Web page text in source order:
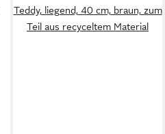
Teddy, liegend, 40 cm, braun, zum
Teil aus recyceltem Material